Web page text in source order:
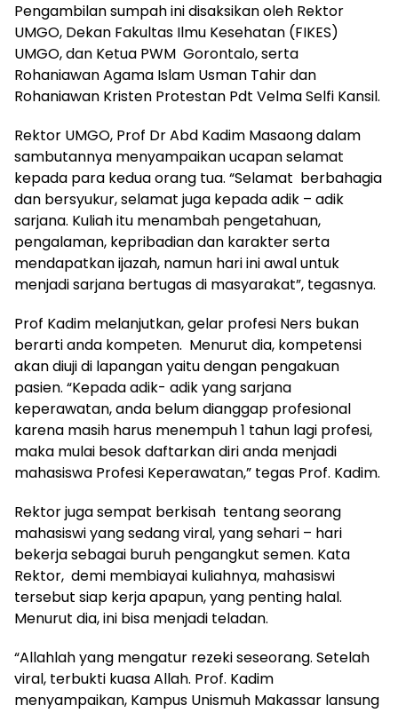
Pengambilan sumpah ini disaksikan oleh Rektor
UMGO, Dekan Fakultas Ilmu Kesehatan (FIKES)
UMGO, dan Ketua PWM Gorontalo, serta
Rohaniawan Agama Islam Usman Tahir dan
Rohaniawan Kristen Protestan Pdt Velma Selfi Kansil.
Rektor UMGO, Prof Dr Abd Kadim Masaong dalam
sambutannya menyampaikan ucapan selamat
kepada para kedua orang tua. “Selamat berbahagia
dan bersyukur, selamat juga kepada adik – adik
sarjana. Kuliah itu menambah pengetahuan,
pengalaman, kepribadian dan karakter serta
mendapatkan ijazah, namun hari ini awal untuk
menjadi sarjana bertugas di masyarakat”, tegasnya.
Prof Kadim melanjutkan, gelar profesi Ners bukan
berarti anda kompeten. Menurut dia, kompetensi
akan diuji di lapangan yaitu dengan pengakuan
pasien. “Kepada adik- adik yang sarjana
keperawatan, anda belum dianggap profesional
karena masih harus menempuh 1 tahun lagi profesi,
maka mulai besok daftarkan diri anda menjadi
mahasiswa Profesi Keperawatan,” tegas Prof. Kadim.
Rektor juga sempat berkisah tentang seorang
mahasiswi yang sedang viral, yang sehari – hari
bekerja sebagai buruh pengangkut semen. Kata
Rektor, demi membiayai kuliahnya, mahasiswi
tersebut siap kerja apapun, yang penting halal.
Menurut dia, ini bisa menjadi teladan.
“Allahlah yang mengatur rezeki seseorang. Setelah
viral, terbukti kuasa Allah. Prof. Kadim
menyampaikan, Kampus Unismuh Makassar lansung